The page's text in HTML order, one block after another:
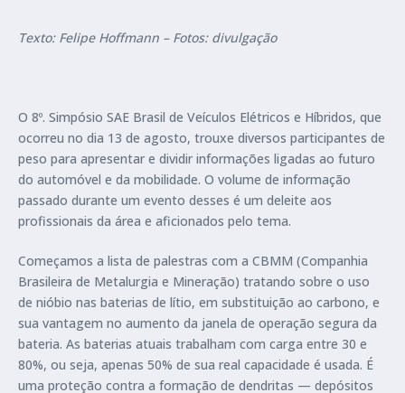
Texto: Felipe Hoffmann – Fotos: divulgação
O 8º. Simpósio SAE Brasil de Veículos Elétricos e Híbridos, que
ocorreu no dia 13 de agosto, trouxe diversos participantes de
peso para apresentar e dividir informações ligadas ao futuro
do automóvel e da mobilidade. O volume de informação
passado durante um evento desses é um deleite aos
profissionais da área e aficionados pelo tema.
Começamos a lista de palestras com a CBMM (Companhia
Brasileira de Metalurgia e Mineração) tratando sobre o uso
de nióbio nas baterias de lítio, em substituição ao carbono, e
sua vantagem no aumento da janela de operação segura da
bateria. As baterias atuais trabalham com carga entre 30 e
80%, ou seja, apenas 50% de sua real capacidade é usada. É
uma proteção contra a formação de dendritas — depósitos